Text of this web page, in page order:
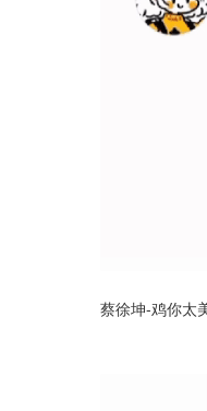
蔡徐坤-鸡你太